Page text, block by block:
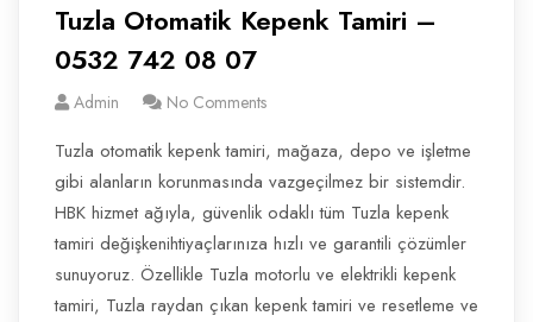
Tuzla Otomatik Kepenk Tamiri –
0532 742 08 07
Admin No Comments
Tuzla otomatik kepenk tamiri, mağaza, depo ve işletme
gibi alanların korunmasında vazgeçilmez bir sistemdir.
HBK hizmet ağıyla, güvenlik odaklı tüm Tuzla kepenk
tamiri değişkenihtiyaçlarınıza hızlı ve garantili çözümler
sunuyoruz. Özellikle Tuzla motorlu ve elektrikli kepenk
tamiri, Tuzla raydan çıkan kepenk tamiri ve resetleme ve